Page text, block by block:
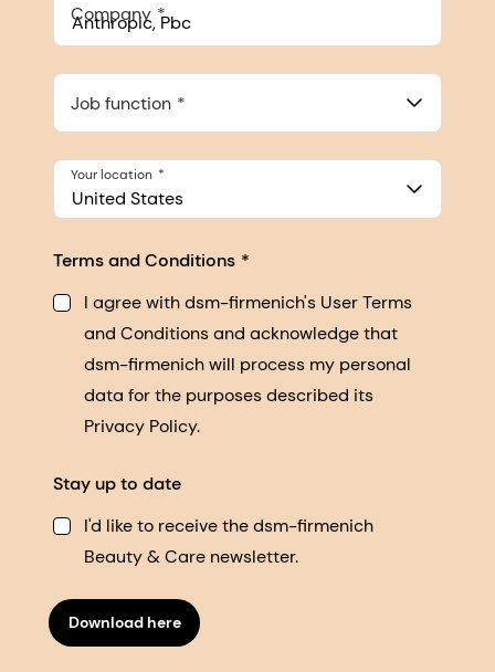
Company
548 Market St Pmb 90375, San Francisco, California, US
Job function
United States
Your location
Terms and Conditions
I agree with dsm-firmenich's User Terms
and Conditions and acknowledge that
dsm-firmenich will process my personal
data for the purposes described its
Privacy Policy.
Stay up to date
I'd like to receive the dsm-firmenich
Beauty & Care newsletter.
Download here